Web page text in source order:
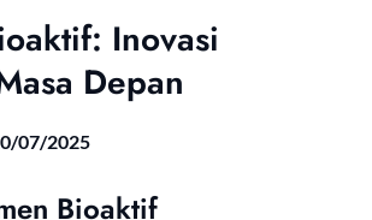
Inovasi
Depan
07/2025
Bioaktif